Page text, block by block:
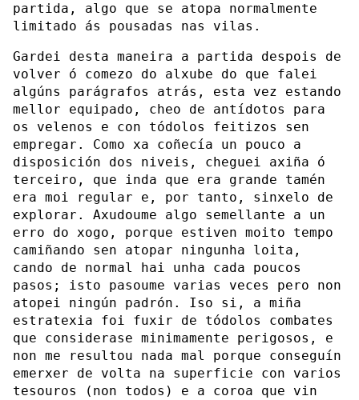
partida, algo que se atopa normalmente
limitado ás pousadas nas vilas.
Gardei desta maneira a partida despois de
volver ó comezo do alxube do que falei
algúns parágrafos atrás, esta vez estando
mellor equipado, cheo de antídotos para
os velenos e con tódolos feitizos sen
empregar. Como xa coñecía un pouco a
disposición dos niveis, cheguei axiña ó
terceiro, que inda que era grande tamén
era moi regular e, por tanto, sinxelo de
explorar. Axudoume algo semellante a un
erro do xogo, porque estiven moito tempo
camiñando sen atopar ningunha loita,
cando de normal hai unha cada poucos
pasos; isto pasoume varias veces pero non
atopei ningún padrón. Iso si, a miña
estratexia foi fuxir de tódolos combates
que considerase minimamente perigosos, e
non me resultou nada mal porque conseguín
emerxer de volta na superficie con varios
tesouros (non todos) e a coroa que vin